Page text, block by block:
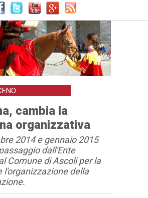
cambia la
organizzativa
2014 e gennaio 2015
dall'Ente
Comune di Ascoli per la
l'organizzazione della